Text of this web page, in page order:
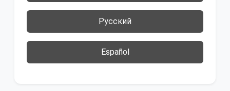
Русский
Español